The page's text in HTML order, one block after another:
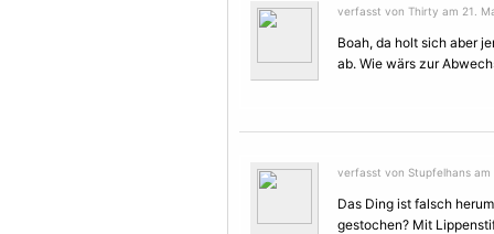
verfasst von Thirty am 21.
Boah, da holt sich aber
ab. Wie wärs zur
verfasst von Stupfelhans am
Das Ding ist falsch
gestochen? Mit